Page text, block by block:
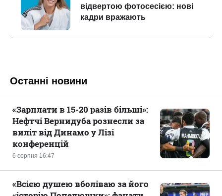
Останні новини
6 серпня 16:47
«Зарплати в 15-20 разів більші»:
Нефтчі Вернидуба рознесли за
виліт від Динамо у Лізі
конференцій
«Всією душею вболіваю за його